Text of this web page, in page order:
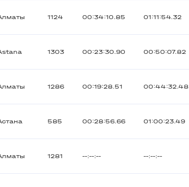
1124 00:34:10.85 01:11:54.32
1303 00:23:30.90 00:50:07.82
1286 00:19:28.51 00:44:32.48
585 00:28:56.66 01:00:23.49
1281 --:--:-- --:--:--